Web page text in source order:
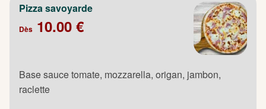
Pizza savoyarde
Dès 10.00 €
Base sauce tomate, mozzarella, origan, jambon,
raclette